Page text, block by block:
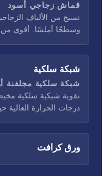
قماش زجاجي أسود
نسيج من الألياف
وسطحًا أملسًا. أقوى
شبكة سلكية
شبكة سلكية مجلفنة
تقوية شبكية سلكية
درجات الحرارة
ورق كرافت